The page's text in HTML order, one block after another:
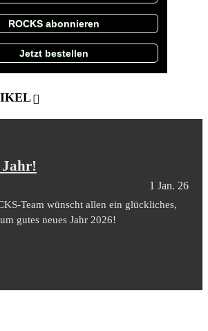
ROCKS abonnieren
Jetzt bestellen
Jahr!
1 Jan. 26
Team wünscht allen ein glückliches,
gutes neues Jahr 2026!